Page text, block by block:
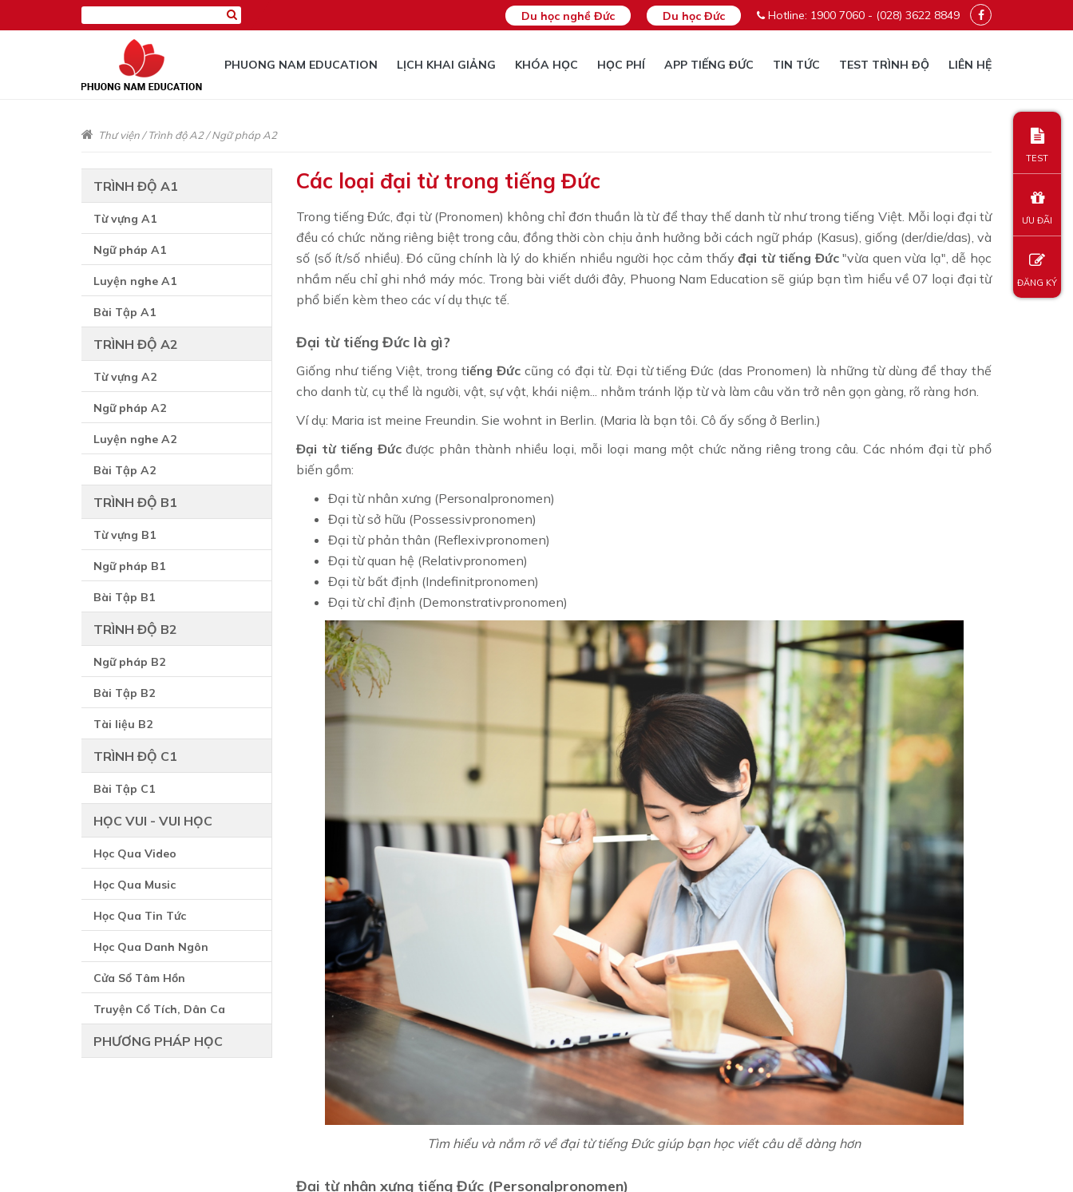
Du học nghề Đức Du học Đức Hotline: 1900 7060 - (028) 3622 8849
PHUONG NAM EDUCATION LỊCH KHAI GIẢNG KHÓA HỌC HỌC PHÍ APP TIẾNG ĐỨC TIN TỨC TEST TRÌNH ĐỘ LIÊN HỆ
Thư viện/Trình độ A2/Ngữ pháp A2
TRÌNH ĐỘ A1
Từ vựng A1
Ngữ pháp A1
Luyện nghe A1
Bài Tập A1
TRÌNH ĐỘ A2
Từ vựng A2
Ngữ pháp A2
Luyện nghe A2
Bài Tập A2
TRÌNH ĐỘ B1
Từ vựng B1
Ngữ pháp B1
Bài Tập B1
TRÌNH ĐỘ B2
Ngữ pháp B2
Bài Tập B2
Tài liệu B2
TRÌNH ĐỘ C1
Bài Tập C1
HỌC VUI - VUI HỌC
Học Qua Video
Học Qua Music
Học Qua Tin Tức
Học Qua Danh Ngôn
Cửa Sổ Tâm Hồn
Truyện Cổ Tích, Dân Ca
PHƯƠNG PHÁP HỌC
Các loại đại từ trong tiếng Đức
Trong tiếng Đức, đại từ (Pronomen) không chỉ đơn thuần là từ để thay thế danh từ như trong tiếng Việt. Mỗi loại đại từ
đều có chức năng riêng biệt trong câu, đồng thời còn chịu ảnh hưởng bởi cách ngữ pháp (Kasus), giống (der/die/das), và
số (số ít/số nhiều). Đó cũng chính là lý do khiến nhiều người học cảm thấy đại từ tiếng Đức"vừa quen vừa lạ", dễ học
nhầm nếu chỉ ghi nhớ máy móc. Trong bài viết dưới đây, Phuong Nam Education sẽ giúp bạn tìm hiểu về 07 loại đại từ
phổ biến kèm theo các ví dụ thực tế.
Đại từ tiếng Đức là gì?
Giống như tiếng Việt, trong tiếng Đức cũng có đại từ. Đại từ tiếng Đức (das Pronomen) là những từ dùng để thay thế
cho danh từ, cụ thể là người, vật, sự vật, khái niệm... nhằm tránh lặp từ và làm câu văn trở nên gọn gàng, rõ ràng hơn.
Ví dụ: Maria ist meine Freundin. Sie wohnt in Berlin. (Maria là bạn tôi. Cô ấy sống ở Berlin.)
Đại từ tiếng Đứcđược phân thành nhiều loại, mỗi loại mang một chức năng riêng trong câu. Các nhóm đại từ phổ
biến gồm:
Đại từ nhân xưng (Personalpronomen)
Đại từ sở hữu (Possessivpronomen)
Đại từ phản thân (Reflexivpronomen)
Đại từ quan hệ (Relativpronomen)
Đại từ bất định (Indefinitpronomen)
Đại từ chỉ định (Demonstrativpronomen)
Tìm hiểu và nắm rõ về đại từ tiếng Đức giúp bạn học viết câu dễ dàng hơn
Đại từ nhân xưng tiếng Đức (Personalpronomen)
TEST
ƯU ĐÃI
ĐĂNG KÝ